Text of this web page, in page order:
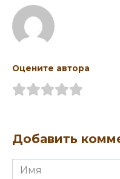
Оцените автора
Добавить
Имя